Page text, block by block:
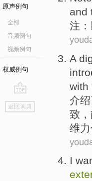
原声例句
全部
音频例句
视频例句
权威例句
go
top
返回词典
and
注 ：
A
with
介绍
致
维力
I